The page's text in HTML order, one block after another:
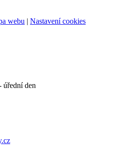
webu | Nastavení cookies
úřední den